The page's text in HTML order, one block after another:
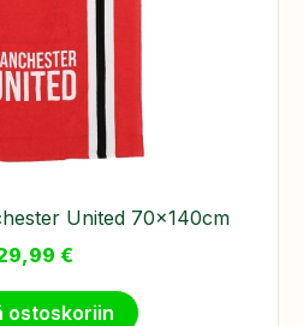
United 70x140cm
€
ostoskoriin